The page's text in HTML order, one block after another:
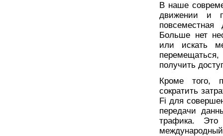
В наше
движении и
Больше нет
или искать
получить
Кроме того,
сократить
Fi для
передачи
трафика.